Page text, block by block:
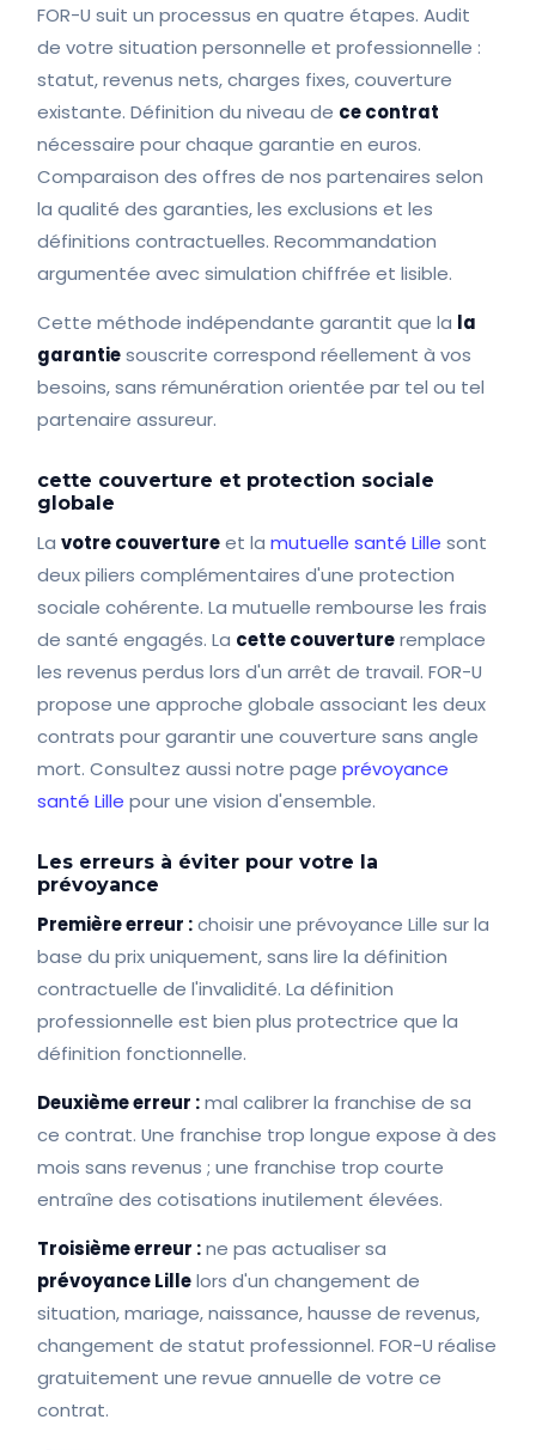
FOR-U suit un processus en quatre étapes. Audit
de votre situation personnelle et professionnelle :
statut, revenus nets, charges fixes, couverture
existante. Définition du niveau de ce contrat
nécessaire pour chaque garantie en euros.
Comparaison des offres de nos partenaires selon
la qualité des garanties, les exclusions et les
définitions contractuelles. Recommandation
argumentée avec simulation chiffrée et lisible.
Cette méthode indépendante garantit que la la
garantiesouscrite correspond réellement à vos
besoins, sans rémunération orientée par tel ou tel
partenaire assureur.
cette couverture et protection sociale
globale
Lavotre couvertureet lamutuelle santé Lille sont
deux piliers complémentaires d'une protection
sociale cohérente. La mutuelle rembourse les frais
de santé engagés. La cette couvertureremplace
les revenus perdus lors d'un arrêt de travail. FOR-U
propose une approche globale associant les deux
contrats pour garantir une couverture sans angle
mort. Consultez aussi notre pageprévoyance
santé Lille pour une vision d'ensemble.
Les erreurs à éviter pour votre la
prévoyance
Première erreur :choisir une prévoyance Lille sur la
base du prix uniquement, sans lire la définition
contractuelle de l'invalidité. La définition
professionnelle est bien plus protectrice que la
définition fonctionnelle.
Deuxième erreur :mal calibrer la franchise de sa
ce contrat. Une franchise trop longue expose à des
mois sans revenus ; une franchise trop courte
entraîne des cotisations inutilement élevées.
Troisième erreur :ne pas actualiser sa
prévoyance Lillelors d'un changement de
situation, mariage, naissance, hausse de revenus,
changement de statut professionnel. FOR-U réalise
gratuitement une revue annuelle de votre ce
contrat.